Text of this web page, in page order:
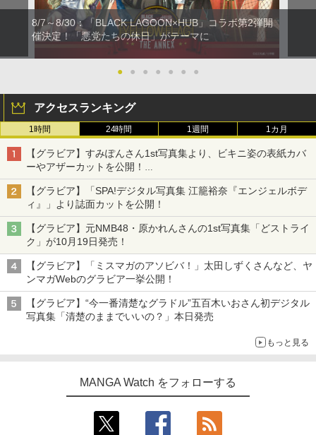
8/7～8/30：「BLACK LAGOON×HUB」コラボ第2弾開
催決定！「悪党たちの休日」がテーマに
● ● ● ● ● ● ●
アクセスランキング
1時間 24時間 1週間 1カ月
【グラビア】すみぽんさん1st写真集より、ビキニ姿の表紙カバ
ーやアザーカットを公開！
タイトルは「offcourt（オフコート）」に決定
【グラビア】「SPA!デジタル写真集 江籠裕奈『エンジェルボデ
ィ』」より誌面カットを公開！
【グラビア】元NMB48・原かれんさんの1st写真集「どストライ
ク」が10月19日発売！
【グラビア】「ミスマガのアソビバ！」太田しずくさんなど、ヤ
ンマガWebのグラビア一挙公開！
【グラビア】“今一番清楚なグラドル”五百木いおさん初デジタル
写真集「清楚のままでいいの？」本日発売
もっと見る
MANGA Watch をフォローする